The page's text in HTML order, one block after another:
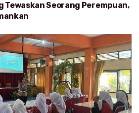
Tewaskan Seorang Perempuan,